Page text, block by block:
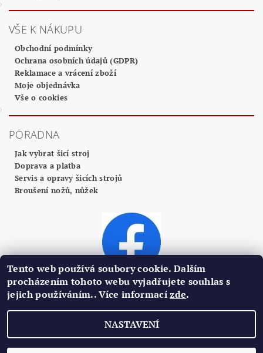
VŠE K NÁKUPU
Obchodní podmínky
Ochrana osobních údajů (GDPR)
Reklamace a vrácení zboží
Moje objednávka
Vše o cookies
PORADNA
Jak vybrat šicí stroj
Doprava a platba
Servis a opravy šicích strojů
Broušení nožů, nůžek
2026 ©Profi Centrum Plzeň, všechna práva vyhrazena
Vytvořil Shoptet
Tento web používá soubory cookie. Dalším
procházením tohoto webu vyjadřujete souhlas s
jejich používáním.. Více informacízde.
NASTAVENÍ